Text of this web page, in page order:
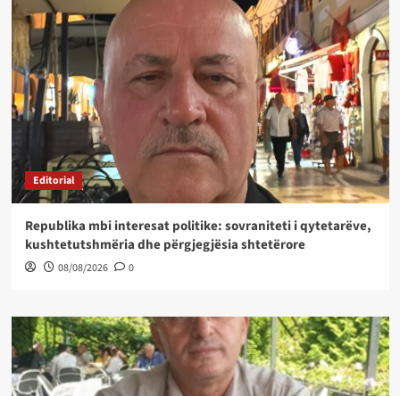
Editorial
Republika mbi interesat politike: sovraniteti i qytetarëve,
kushtetutshmëria dhe përgjegjësia shtetërore
08/08/2026 0